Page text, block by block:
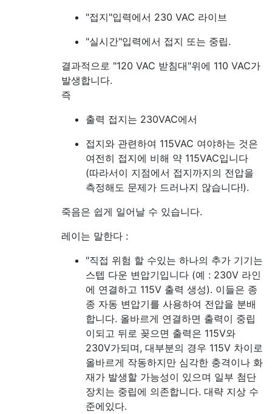
"접지"입력에서 230 VAC 라이브
"실시간"입력에서 접지 또는 중립.
결과적으로 "120 VAC 받침대"위에 110 VAC가
발생합니다.
즉
출력 접지는 230VAC에서
접지와 관련하여 115VAC 여야하는 것은
여전히 ​​접지에 비해 약 115VAC입니다
(따라서이 지점에서 접지까지의 전압을
측정해도 문제가 드러나지 않습니다!).
죽음은 쉽게 일어날 수 있습니다.
레이는 말한다 :
"직접 위험 할 수있는 하나의 추가 기기는
스텝 다운 변압기입니다 (예 : 230V 라인
에 연결하고 115V 출력 생성). 이들은 종
종 자동 변압기를 사용하여 전압을 분배
합니다. 올바르게 연결하면 출력이 중립
이되고 뒤로 꽂으면 출력은 115V와
230V가되며, 대부분의 경우 115V 차이로
올바르게 작동하지만 심각한 충격이나 화
재가 발생할 가능성이 있으며 일부 첨단
장치는 중립에 의존합니다. 대략 지상 수
준에있다.